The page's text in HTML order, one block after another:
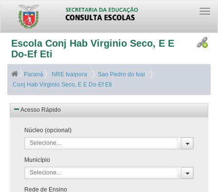
Escola Conj Hab Virginio Seco, E E
Do-Ef Eti
Paraná NRE Ivaipora
Sao Pedro do Ivai
Conj Hab Virginio Seco, E E Do-Ef Eti
Acesso Rápido
Núcleo (opcional)
Selecione...
Município
Selecione...
Rede de Ensino